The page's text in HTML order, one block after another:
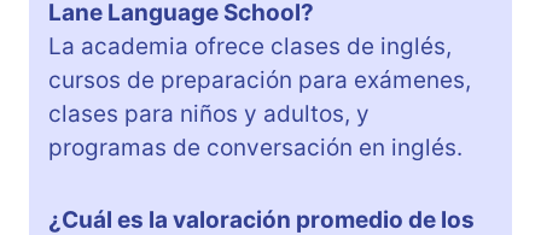
Lane Language School?
La academia ofrece clases de inglés,
cursos de preparación para exámenes,
clases para niños y adultos, y
programas de conversación en inglés.
¿Cuál es la valoración promedio de los